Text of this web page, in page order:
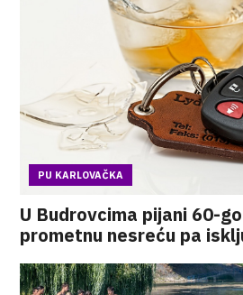
PU KARLOVAČKA
U Budrovcima pijani 60-
prometnu nesreću pa